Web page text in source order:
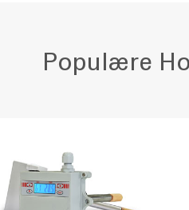
Populære